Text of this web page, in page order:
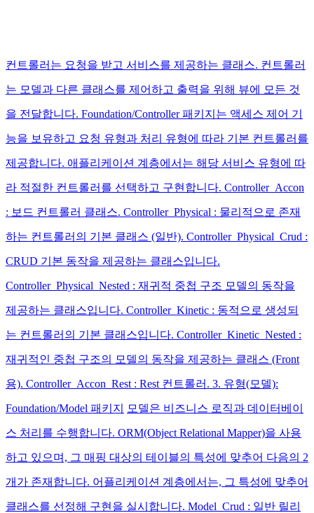
컨트롤러는 요청을 받고 서비스를 제공하는 클래스. 컨트롤러
는 모델과 다른 클래스를 제어하고 출력을 위해 뷰에 모든 것
을 전달합니다. Foundation/Controller 패키지는 액세스 제어 기
능을 보유하고 요청 유형과 처리 유형에 따라 기본 컨트롤러를
제공합니다. 애플리케이션 계층에서는 해당 서비스 유형에 따
라 적절한 컨트롤러를 선택하고 구현합니다. Controller_Accon
: 보드 컨트롤러 클래스. Controller_Physical : 물리적으로 존재
하는 컨트롤러의 기본 클래스 (일반). Controller_Physical_Crud :
CRUD 기본 동작을 제공하는 클래스입니다.
Controller_Physical_Nested : 재귀적 중첩 구조 모델의 동작을
제공하는 클래스입니다. Controller_Kinetic : 동적으로 생성되
는 컨트롤러의 기본 클래스입니다. Controller_Kinetic_Nested :
재귀적인 중첩 구조의 모델의 동작을 제공하는 클래스 (Front
용). Controller_Accon_Rest : Rest 컨트롤러. 3. 유형(모델):
Foundation/Model 패키지 모델은 비즈니스 로직과 데이터베이
스 처리를 수행합니다. ORM(Object Relational Mapper)을 사용
하고 있으며, 그 매핑 대상의 테이블의 특성에 맞추어 다음의 2
개가 존재합니다. 어플리케이션 계층에서는, 그 특성에 맞추어
클래스를 선정해 구현을 실시합니다. Model_Crud : 일반 릴리